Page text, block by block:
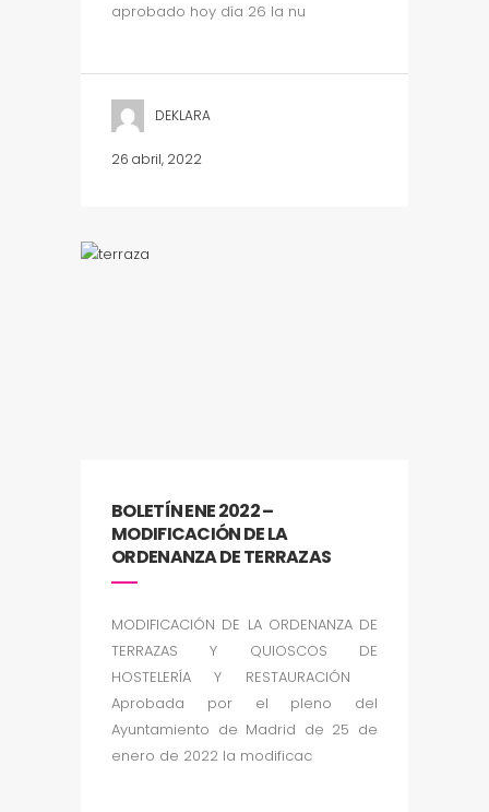
aprobado hoy día 26 la nu
DEKLARA
26 abril, 2022
BOLETÍN ENE 2022 –
MODIFICACIÓN DE LA
ORDENANZA DE TERRAZAS
MODIFICACIÓN DE LA ORDENANZA DE
TERRAZAS Y QUIOSCOS DE
HOSTELERÍA Y RESTAURACIÓN
Aprobada por el pleno del
Ayuntamiento de Madrid de 25 de
enero de 2022 la modificac